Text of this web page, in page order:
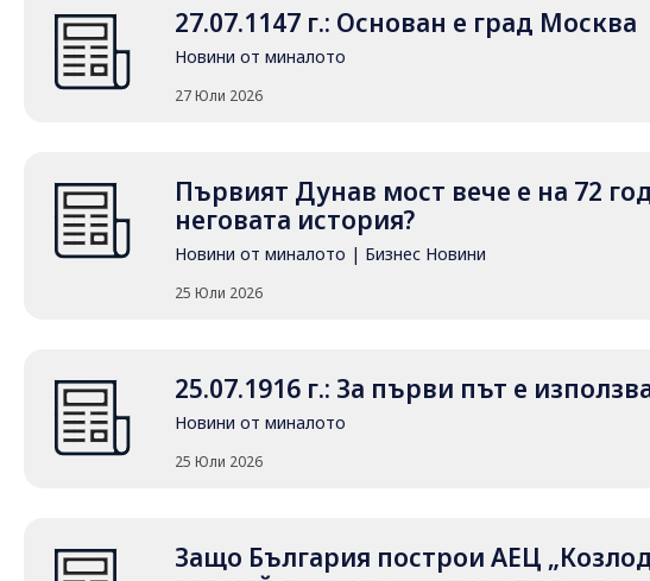
27.07.1147 г.: Основан е град Москва
Новини от миналото
27 Юли 2026
Първият Дунав мост вече е на 72
неговата история?
Новини от миналото | Бизнес Новини
25 Юли 2026
25.07.1916 г.: За първи път е
Новини от миналото
25 Юли 2026
Защо България построи АЕЦ